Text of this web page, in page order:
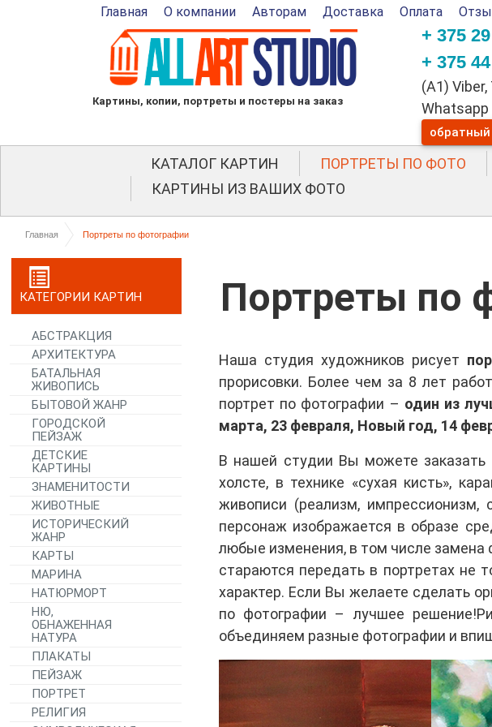
Главная О компании Авторам Доставка Оплата
Картины, копии, портреты и постеры на заказ
+ 375
+ 375
(A1)
Whatsapp
обратный
КАТАЛОГ КАРТИН ПОРТРЕТЫ ПО ФОТО
КАРТИНЫ ИЗ ВАШИХ ФОТО
Главная Портреты по фотографии
КАТЕГОРИИ КАРТИН
АБСТРАКЦИЯ
АРХИТЕКТУРА
БАТАЛЬНАЯ
ЖИВОПИСЬ
БЫТОВОЙ ЖАНР
ГОРОДСКОЙ
ПЕЙЗАЖ
ДЕТСКИЕ
КАРТИНЫ
ЗНАМЕНИТОСТИ
ЖИВОТНЫЕ
ИСТОРИЧЕСКИЙ
ЖАНР
КАРТЫ
МАРИНА
НАТЮРМОРТ
НЮ,
ОБНАЖЕННАЯ
НАТУРА
ПЛАКАТЫ
ПЕЙЗАЖ
ПОРТРЕТ
РЕЛИГИЯ
Портреты по
Наша студия художников рисует
прорисовки. Более чем за 8 лет
портрет по фотографии – один из
марта, 23 февраля, Новый год, 14
В нашей студии Вы можете заказать
холсте, в технике «сухая кисть»,
живописи (реализм,
персонаж изображается в образе
любые изменения, в том числе
стараются передать в портретах не
характер. Если Вы желаете сделать
по фотографии – лучшее
объединяем разные фотографии и